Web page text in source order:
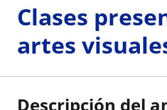
Clases
artes
Descripción del